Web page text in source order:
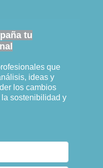
tu
que
ideas y
los cambios
sostenibilidad y